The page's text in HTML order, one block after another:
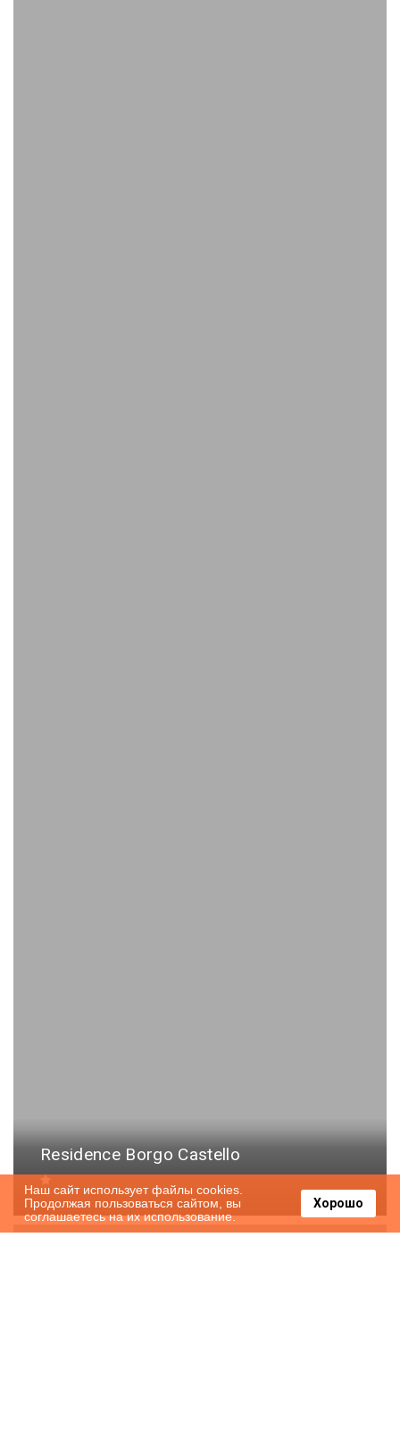
Residence Borgo Castello
Наш сайт использует файлы cookies.
Продолжая пользоваться сайтом, вы
соглашаетесь на их использование.
Хорошо